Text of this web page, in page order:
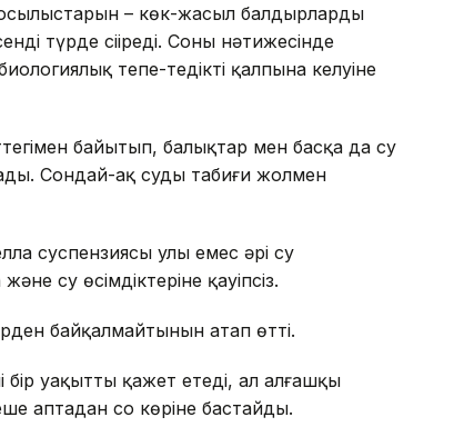
– көк-жасыл балдырлардың
түрде сіңіреді. Соның нәтижесінде
тепе-теңдіктің қалпына келуіне
байытып, балықтар мен басқа да су
Сондай-ақ судың табиғи жолмен
суспензиясы улы емес әрі су
су өсімдіктеріне қауіпсіз.
байқалмайтынын атап өтті.
бір уақытты қажет етеді, ал алғашқы
аптадан соң көріне бастайды.